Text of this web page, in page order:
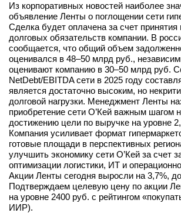
Из корпоративных новостей наиболее
объявление Ленты о поглощении сети
Сделка будет оплачена за счет принятия
долговых обязательств компании. В
сообщается, что общий объем
оценивался в 48–50 млрд руб.,
оценивают компанию в 30–50 млрд руб.
NetDebt/EBITDA сети в 2025 году
является достаточно высоким, но
долговой нагрузки. Менеджмент Ленты
приобретение сети О’Кей важным шагом
достижению цели по выручке на уровне
Компания усиливает формат
готовые площади в перспективных
улучшить экономику сети О’Кей за счет
оптимизации логистики, ИТ и
Акции Ленты сегодня выросли на 3,7%,
Подтверждаем целевую цену по акции
на уровне 2400 руб. с рейтингом
ИИР).